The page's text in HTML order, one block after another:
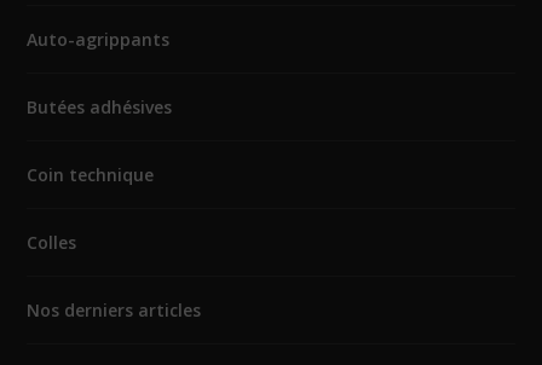
Auto-agrippants
Butées adhésives
Coin technique
Colles
Nos derniers articles